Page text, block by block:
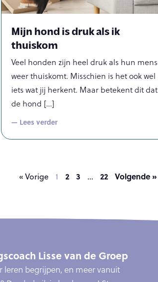
Mijn hond is druk als ik
thuiskom
Veel honden zijn heel druk als hun mens
weer thuiskomt. Misschien is het ook wel
iets wat jij herkent. Maar betekent dit dat
de hond
— Lees verder
« Vorige 1 2 3 … 22 Volgende »
Lisse van de Groep
leren begrijpen, en meer vanuit